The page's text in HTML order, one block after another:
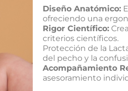
Diseño Anatómico:
ofreciendo una
Rigor Científico:
criterios científicos.
Protección de la
del pecho y la
Acompañamiento
asesoramiento